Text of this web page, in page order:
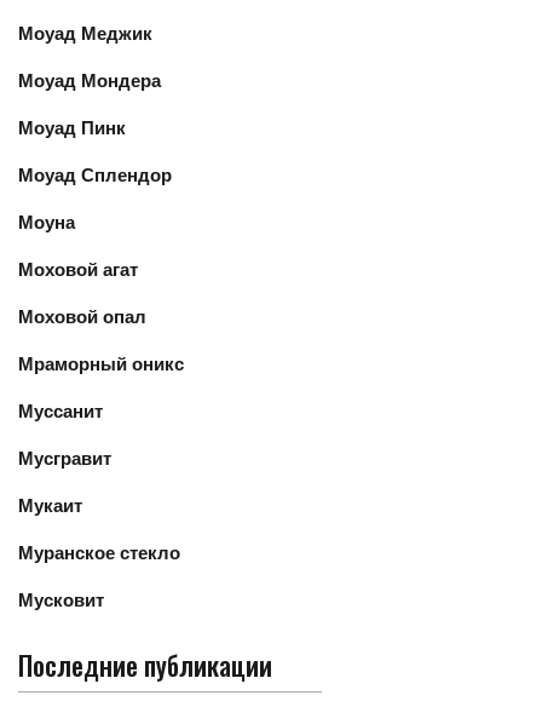
Моуад Меджик
Моуад Мондера
Моуад Пинк
Моуад Сплендор
Моуна
Моховой агат
Моховой опал
Мраморный оникс
Муссанит
Мусгравит
Мукаит
Муранское стекло
Мусковит
Последние публикации